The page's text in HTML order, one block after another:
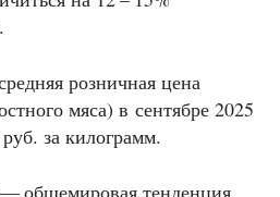
розничная цена
мяса) в сентябре 2025
за килограмм.